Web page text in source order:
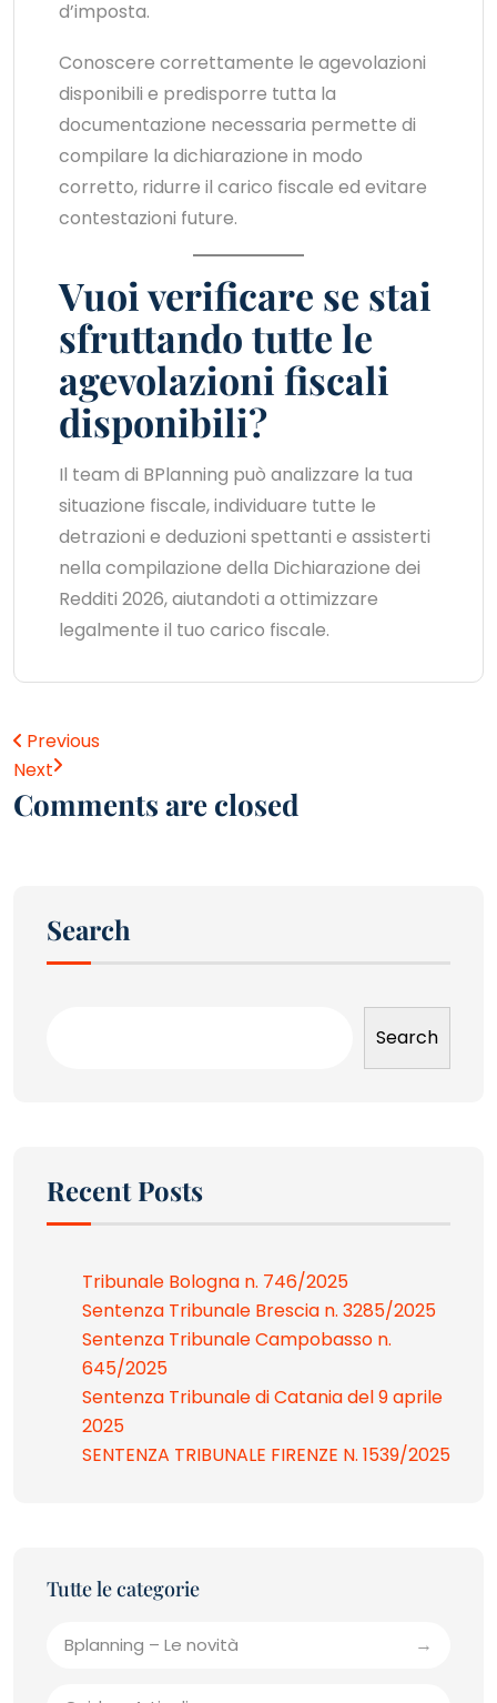
d’imposta.
Conoscere correttamente le agevolazioni
disponibili e predisporre tutta la
documentazione necessaria permette di
compilare la dichiarazione in modo
corretto, ridurre il carico fiscale ed evitare
contestazioni future.
Vuoi verificare se stai
sfruttando tutte le
agevolazioni fiscali
disponibili?
Il team di BPlanning può analizzare la tua
situazione fiscale, individuare tutte le
detrazioni e deduzioni spettanti e assisterti
nella compilazione della Dichiarazione dei
Redditi 2026, aiutandoti a ottimizzare
legalmente il tuo carico fiscale.
Previous
Next
Comments are closed
Search
Search
Recent Posts
Tribunale Bologna n. 746/2025
Sentenza Tribunale Brescia n. 3285/2025
Sentenza Tribunale Campobasso n.
645/2025
Sentenza Tribunale di Catania del 9 aprile
2025
SENTENZA TRIBUNALE FIRENZE N. 1539/2025
Bplanning – Le novità